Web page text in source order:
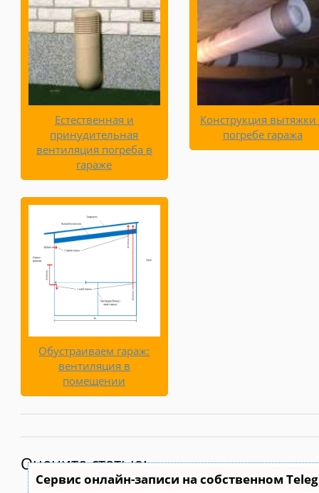
Естественная и
принудительная
вентиляция погреба в
гараже
Конструкция вытяжки
погребе гаража
Обустраиваем гараж:
вентиляция в
помещении
Оцените статью:
Сервис онлайн-записи на собственном